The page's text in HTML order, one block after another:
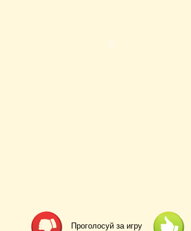
Проголосуй за игру